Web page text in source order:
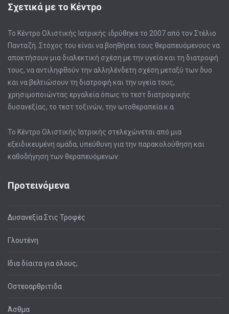
Σχετικά με το Κέντρο
Το Κέντρο Ολιστικής Ιατρικής ιδρύθηκε το 2007 από τον Στέλιο
Πανταζή. Στόχος του είναι να βοηθήσει τους θεραπευόμενους να
αποκτήσουν μια διαλεκτική σχέση με την υγεία και τη διατροφή
τους, να αντιληφθούν την αλληλένδετη σχέση μεταξύ των δυο
και να βελτιώσουν τη διατροφή και την υγεία τους,
χρησιμοποιώντας εργαλεία όπως το τεστ διατροφικής
δυσανεξίας, το τεστ τοξινών, την ωτοθεραπεία κ.α.
Το Κέντρο Ολιστικής Ιατρικής στελεχώνεται από μια
εξειδικευμένη ομάδα, υπεύθυνη για την παρακολούθηση και
καθοδήγηση των θεραπευόμενων:
Προτεινόμενα
Δυσανεξία Στις Τροφές
Γλουτένη
Ιδια δίαιτα για όλους;
Οστεοαρθριτιδα
Άσθμα